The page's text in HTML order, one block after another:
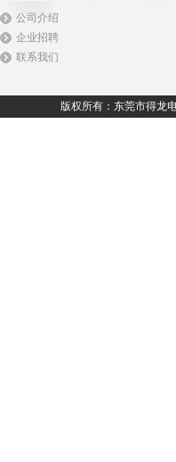
公司介绍
企业招聘
联系我们
版权所有：东莞市得龙